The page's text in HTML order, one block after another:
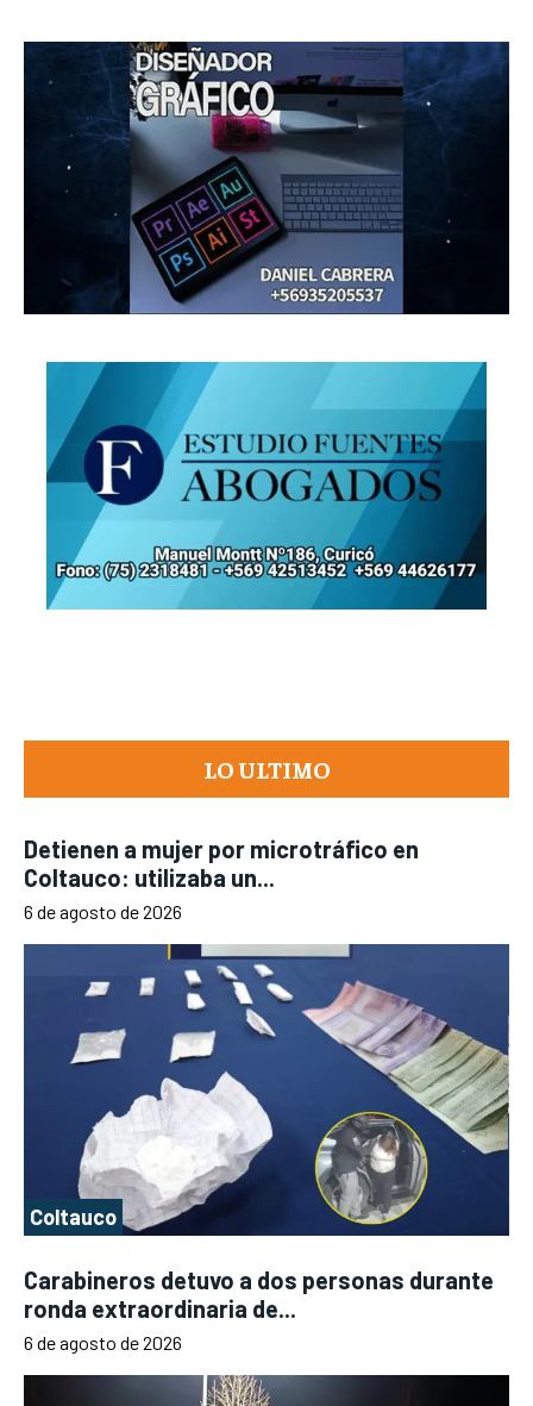
LO ULTIMO
Detienen a mujer por microtráfico en
Coltauco: utilizaba un...
6 de agosto de 2026
Coltauco
Carabineros detuvo a dos personas durante
ronda extraordinaria de...
6 de agosto de 2026